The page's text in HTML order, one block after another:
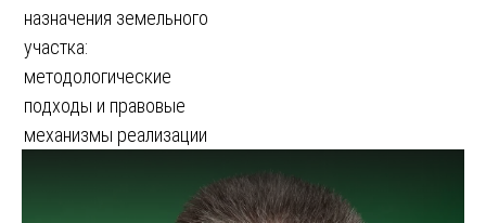
назначения земельного
участка:
методологические
подходы и правовые
механизмы реализации